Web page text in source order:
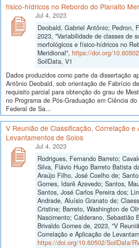
físico-hídricos no Rebordo do Planalto
Jul 4, 2023
Deobald, Gabriel Antônio; Pedron,
2023, "Variabilidade de classes de
morfológicos e físico-hídricos no
Meridional", https://doi.org/
SoilData, V1
Dados produzidos como parte da dissertação
Antônio Deobald, sob orientação de Fabrício
requisito parcial para obtenção do grau de
no Programa de Pós-Graduação em Ciência
Federal de Sa...
V Reunião de Classificação, Correlação e
Levantamentos de Solos
Jul 4, 2023
Rodrigues, Fernando Barreto;
Silva, Flávio Hugo Barreto Batista
Araújo Filho, José Coelho de;
Gomes, Idarê Azevedo; Santos,
Santos, José Carlos Pereira dos;
Andrade, Aluísio Granato de;
Cristine; Barreto, Washington de
Nascimento; Calderano, Sebastião
Brivaldo Gomes de, 2023, "V
Correlação e Aplicação de
https://doi.org/10.60502/SoilData/